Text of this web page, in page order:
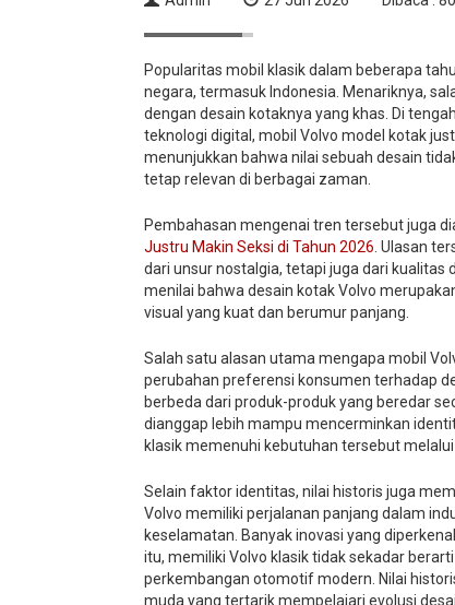
Popularitas mobil klasik dalam beberapa
negara, termasuk Indonesia. Menariknya,
dengan desain kotaknya yang khas. Di
teknologi digital, mobil Volvo model kotak
menunjukkan bahwa nilai sebuah desain
tetap relevan di berbagai zaman.
Pembahasan mengenai tren tersebut juga
Justru Makin Seksi di Tahun 2026 . Ulasan
dari unsur nostalgia, tetapi juga dari
menilai bahwa desain kotak Volvo
visual yang kuat dan berumur panjang.
Salah satu alasan utama mengapa mobil
perubahan preferensi konsumen terhadap
berbeda dari produk-produk yang beredar
dianggap lebih mampu mencerminkan
klasik memenuhi kebutuhan tersebut
Selain faktor identitas, nilai historis juga
Volvo memiliki perjalanan panjang dalam
keselamatan. Banyak inovasi yang
itu, memiliki Volvo klasik tidak sekadar
perkembangan otomotif modern. Nilai
muda yang tertarik mempelajari evolusi